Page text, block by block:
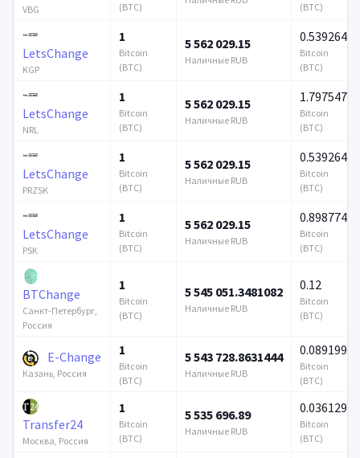
VBG
(BTC)
(BTC)
LetsChange
KGP
1
Bitcoin
(BTC)
5 562 029.15
Наличные RUB
0.539264
Bitcoin
(BTC)
LetsChange
NRL
1
Bitcoin
(BTC)
5 562 029.15
Наличные RUB
1.797547
Bitcoin
(BTC)
LetsChange
PRZSK
1
Bitcoin
(BTC)
5 562 029.15
Наличные RUB
0.539264
Bitcoin
(BTC)
LetsChange
PSK
1
Bitcoin
(BTC)
5 562 029.15
Наличные RUB
0.898774
Bitcoin
(BTC)
BTChange
Санкт-Петербург,
Россия
1
Bitcoin
(BTC)
5 545 051.3481082
Наличные RUB
0.12
Bitcoin
(BTC)
E-Change
Казань, Россия
1
Bitcoin
(BTC)
5 543 728.8631444
Наличные RUB
0.089199
Bitcoin
(BTC)
Transfer24
Москва, Россия
1
Bitcoin
(BTC)
5 535 696.89
Наличные RUB
0.036129
Bitcoin
(BTC)